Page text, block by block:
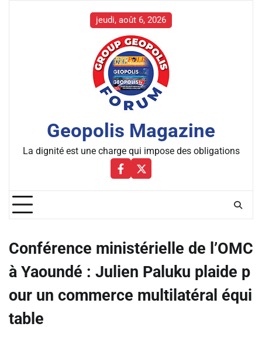
jeudi, août 6, 2026
Geopolis Magazine
La dignité est une charge qui impose des obligations
Facebbok
X
Conférence ministérielle de l’OMC
à Yaoundé : Julien Paluku plaide p
our un commerce multilatéral équi
table